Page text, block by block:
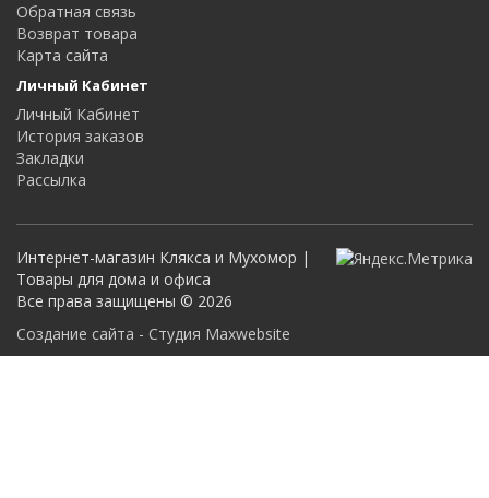
Обратная связь
Возврат товара
Карта сайта
Личный Кабинет
Личный Кабинет
История заказов
Закладки
Рассылка
Интернет-магазин Клякса и Мухомор |
Товары для дома и офиса
Все права защищены © 2026
Создание сайта - Студия Maxwebsite